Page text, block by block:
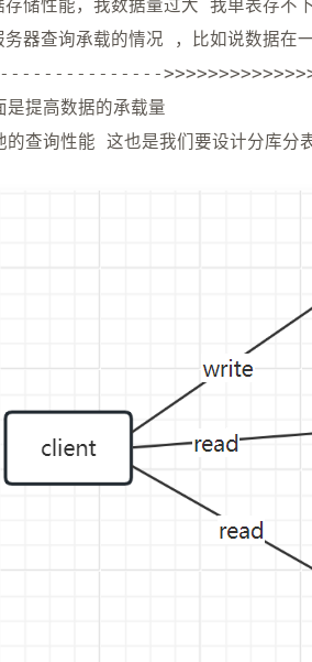
-- -- -- -- -- -- -- ->>>>>>>>>>>>>
是提高数据的承载量
的查询性能 这也是我们要设计分库分